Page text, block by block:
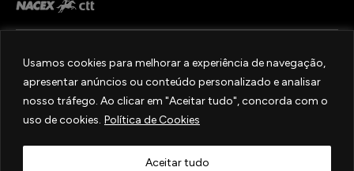
Usamos cookies para melhorar a experiência de navegação,
apresentar anúncios ou conteúdo personalizado e analisar
nosso tráfego. Ao clicar em "Aceitar tudo", concorda com o
uso de cookies. Política de Cookies
Aceitar tudo
SIGA-NOS
2025 © OURIVESARIA FRADIZELA